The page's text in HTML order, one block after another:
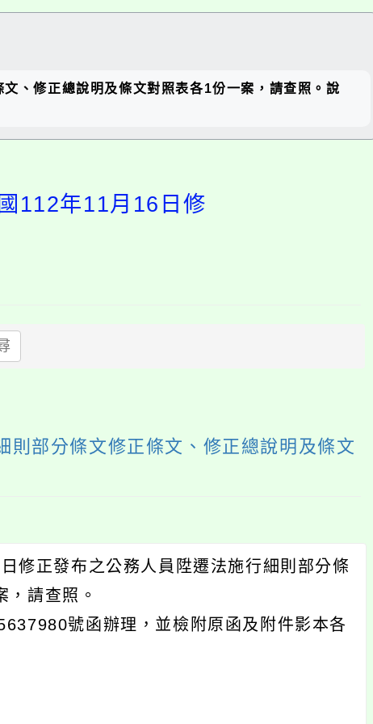
塊
、修正總說明及條文對照表各1份一案，請查照。說
112年11月16日修
部分條文修正條文、修正總說明及條文
修正發布之公務人員陞遷法施行細則部分條
請查照。
號函辦理，並檢附原函及附件影本各